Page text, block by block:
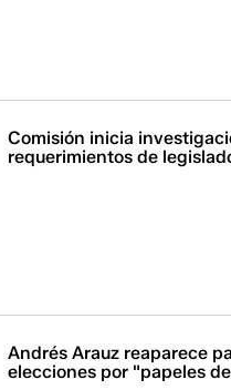
Comisión inicia
requerimientos de
Andrés Arauz reaparece
elecciones por "papeles